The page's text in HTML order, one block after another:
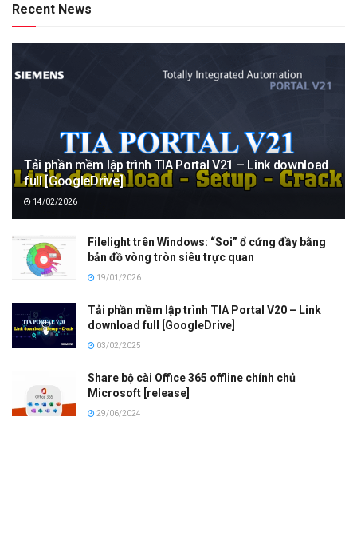
Recent News
Tải phần mềm lập trình TIA Portal V21 – Link download
full [GoogleDrive]
14/02/2026
Filelight trên Windows: “Soi” ổ cứng đầy bằng
bản đồ vòng tròn siêu trực quan
19/01/2026
Tải phần mềm lập trình TIA Portal V20 – Link
download full [GoogleDrive]
03/02/2025
Share bộ cài Office 365 offline chính chủ
Microsoft [release]
29/06/2024